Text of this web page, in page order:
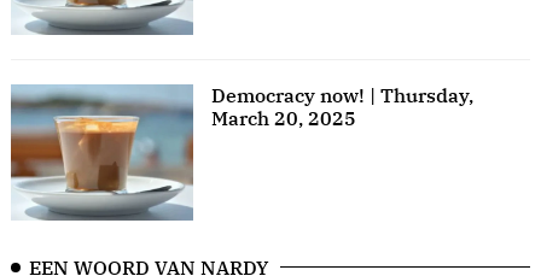
Democracy now! | Thursday,
March 20, 2025
EEN WOORD VAN NARDY